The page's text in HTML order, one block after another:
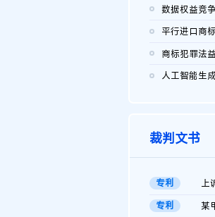
裁判文书
专利
专利